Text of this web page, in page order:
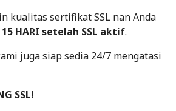
kualitas sertifikat SSL nan Anda
15 HARI setelah SSL aktif.
juga siap sedia 24/7 mengatasi
SSL!